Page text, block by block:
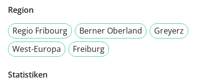
Region
Regio Fribourg
Berner Oberland
Greyerz
West-Europa
Freiburg
Statistiken